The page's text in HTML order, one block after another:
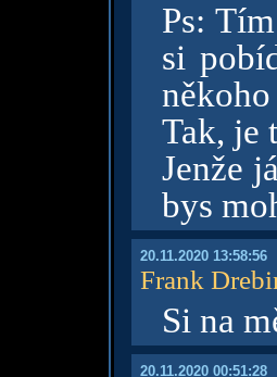
Ps:
si
Tak, je
Jenže
bys
20.11.2020 13:58:56
Frank
Si na
20.11.2020 00:51:28